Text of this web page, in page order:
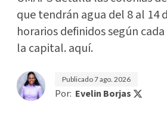
que tendrán agua del 8 al 14
horarios definidos según
la capital. aquí.
Publicado7 ago. 2026
Por: Evelin Borjas